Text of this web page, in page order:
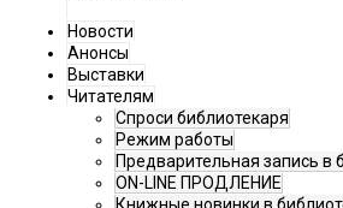
Новости
Анонсы
Выставки
Читателям
Спроси библиотекаря
Режим работы
Предварительная запись в
ON-LINE ПРОДЛЕНИЕ